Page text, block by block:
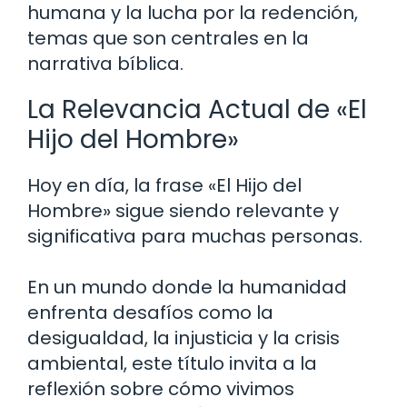
humana y la lucha por la redención,
temas que son centrales en la
narrativa bíblica.
La Relevancia Actual de «El
Hijo del Hombre»
Hoy en día, la frase «El Hijo del
Hombre» sigue siendo relevante y
significativa para muchas personas.
En un mundo donde la humanidad
enfrenta desafíos como la
desigualdad, la injusticia y la crisis
ambiental, este título invita a la
reflexión sobre cómo vivimos